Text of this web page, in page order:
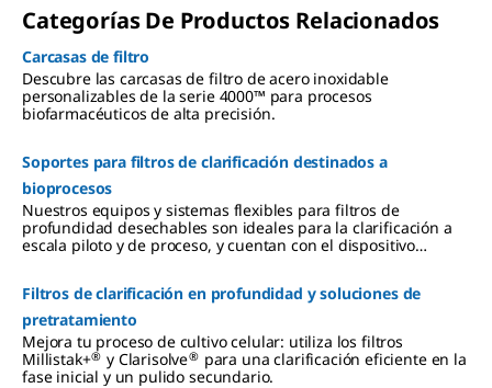
Categorías De Productos Relacionados
Carcasas de filtro
Descubre las carcasas de filtro de acero inoxidable
personalizables de la serie 4000™ para procesos
biofarmacéuticos de alta precisión.
Soportes para filtros de clarificación destinados a
bioprocesos
Nuestros equipos y sistemas flexibles para filtros de
profundidad desechables son ideales para la clarificación a
escala piloto y de proceso, y cuentan con el dispositivo
Filtros de clarificación en profundidad y soluciones de
pretratamiento
Mejora tu proceso de cultivo celular: utiliza los filtros
Millistak+® y Clarisolve® para una clarificación eficiente en la
fase inicial y un pulido secundario.